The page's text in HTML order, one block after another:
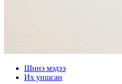
Шинэ мэдээ
Их уншсан